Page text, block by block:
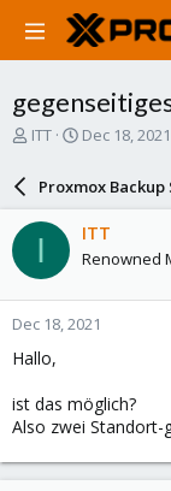
T
a
d
t
a
r
t
e
ITT
S
r
d
a
e
Dec 18, 2021
Proxmox
I ITT
Renowned
Dec 18, 2021
Hallo,
ist das möglich?
Also zwei Standort-